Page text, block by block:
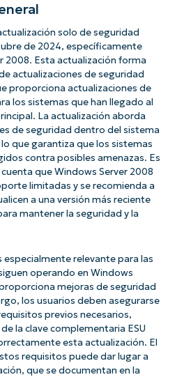
solo de seguridad
de 2024, específicamente
2008. Esta actualización forma
actualizaciones de seguridad
proporciona actualizaciones de
los sistemas que han llegado al
La actualización aborda
de seguridad dentro del sistema
que garantiza que los sistemas
contra posibles amenazas. Es
que Windows Server 2008
limitadas y se recomienda a
a una versión más reciente
mantener la seguridad y la
especialmente relevante para las
operando en Windows
mejoras de seguridad
los usuarios deben asegurarse
previos necesarios,
la clave complementaria ESU
esta actualización. El
requisitos puede dar lugar a
que se documentan en la